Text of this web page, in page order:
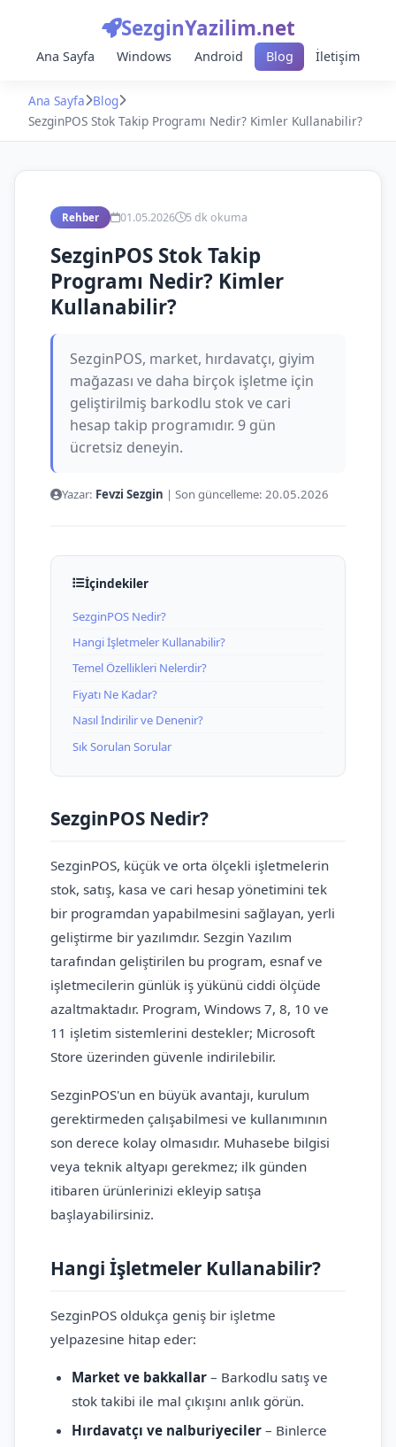
SezginYazilim.net
Ana Sayfa Windows Android Blog İletişim
Ana Sayfa Blog
SezginPOS Stok Takip Programı Nedir? Kimler Kullanabilir?
Rehber 01.05.2026 5 dk okuma
SezginPOS Stok Takip
Programı Nedir? Kimler
Kullanabilir?
SezginPOS, market, hırdavatçı, giyim
mağazası ve daha birçok işletme için
geliştirilmiş barkodlu stok ve cari
hesap takip programıdır. 9 gün
ücretsiz deneyin.
Yazar: Fevzi Sezgin | Son güncelleme: 20.05.2026
İçindekiler
SezginPOS Nedir?
Hangi İşletmeler Kullanabilir?
Temel Özellikleri Nelerdir?
Fiyatı Ne Kadar?
Nasıl İndirilir ve Denenir?
Sık Sorulan Sorular
SezginPOS Nedir?
SezginPOS, küçük ve orta ölçekli işletmelerin
stok, satış, kasa ve cari hesap yönetimini tek
bir programdan yapabilmesini sağlayan, yerli
geliştirme bir yazılımdır. Sezgin Yazılım
tarafından geliştirilen bu program, esnaf ve
işletmecilerin günlük iş yükünü ciddi ölçüde
azaltmaktadır. Program, Windows 7, 8, 10 ve
11 işletim sistemlerini destekler; Microsoft
Store üzerinden güvenle indirilebilir.
SezginPOS'un en büyük avantajı, kurulum
gerektirmeden çalışabilmesi ve kullanımının
son derece kolay olmasıdır. Muhasebe bilgisi
veya teknik altyapı gerekmez; ilk günden
itibaren ürünlerinizi ekleyip satışa
başlayabilirsiniz.
Hangi İşletmeler Kullanabilir?
SezginPOS oldukça geniş bir işletme
yelpazesine hitap eder:
Market ve bakkallar – Barkodlu satış ve
stok takibi ile mal çıkışını anlık görün.
Hırdavatçı ve nalburiyeciler – Binlerce